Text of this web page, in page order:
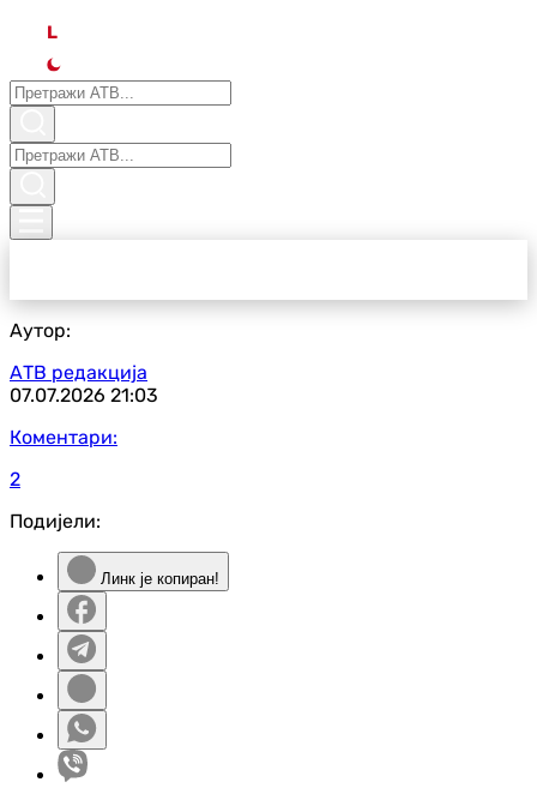
L
Аутор:
АТВ редакција
07.07.2026 21:03
Коментари:
2
Подијели:
Линк је копиран!